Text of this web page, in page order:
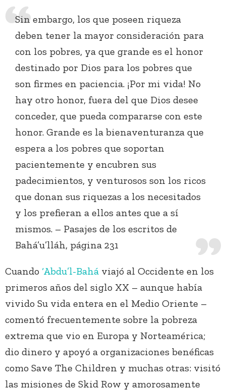
Sin embargo, los que poseen riqueza
deben tener la mayor consideración para
con los pobres, ya que grande es el honor
destinado por Dios para los pobres que
son firmes en paciencia. ¡Por mi vida! No
hay otro honor, fuera del que Dios desee
conceder, que pueda compararse con este
honor. Grande es la bienaventuranza que
espera a los pobres que soportan
pacientemente y encubren sus
padecimientos, y venturosos son los ricos
que donan sus riquezas a los necesitados
y los prefieran a ellos antes que a sí
mismos. – Pasajes de los escritos de
Bahá’u’lláh, página 231
Cuando ‘Abdu’l-Bahá viajó al Occidente en los
primeros años del siglo XX – aunque había
vivido Su vida entera en el Medio Oriente –
comentó frecuentemente sobre la pobreza
extrema que vio en Europa y Norteamérica;
dio dinero y apoyó a organizaciones benéficas
como Save The Children y muchas otras: visitó
las misiones de Skid Row y amorosamente